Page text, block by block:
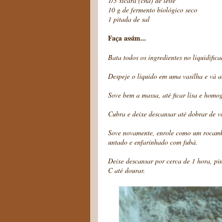
10 g de fermento biológico seco
1 pitada de sal
Faça assim...
Bata todos os ingredientes no
Despeje o líquido em uma vasilha e
Sove bem a massa, até ficar lisa e
Cubra e deixe descansar até dobrar de
Sove novamente, enrole como um
untado e enfarinhado com fubá.
Deixe descansar por cerca de 1 hora,
C até dourar.